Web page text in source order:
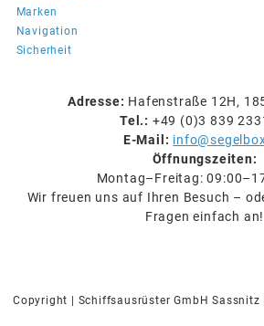
Marken
Navigation
Sicherheit
Adresse: Hafenstraße 12H,
Tel.: +49 (0)3 839
E-Mail:
Öffnungszeiten:
Montag–Freitag:
Wir freuen uns auf Ihren Besuch –
Fragen einfach an!
Copyright | Schiffsausrüster GmbH Sassnitz